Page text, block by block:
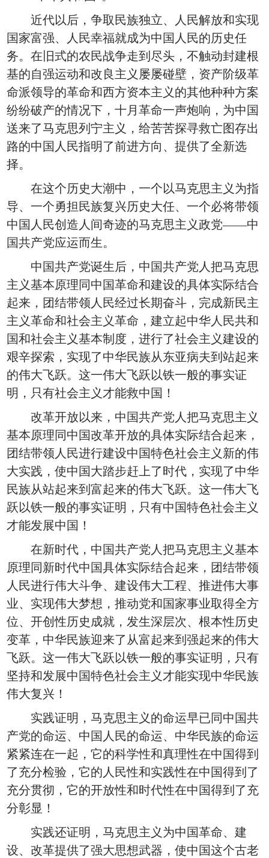
近代以后，争取民族独立、人民解放和实现
国家富强、人民幸福就成为中国人民的历史任
务。在旧式的农民战争走到尽头，不触动封建根
基的自强运动和改良主义屡屡碰壁，资产阶级革
命派领导的革命和西方资本主义的其他种种方案
纷纷破产的情况下，十月革命一声炮响，为中国
送来了马克思列宁主义，给苦苦探寻救亡图存出
路的中国人民指明了前进方向、提供了全新选
择。
在这个历史大潮中，一个以马克思主义为指
导、一个勇担民族复兴历史大任、一个必将带领
中国人民创造人间奇迹的马克思主义政党——中
国共产党应运而生。
中国共产党诞生后，中国共产党人把马克思
主义基本原理同中国革命和建设的具体实际结合
起来，团结带领人民经过长期奋斗，完成新民主
主义革命和社会主义革命，建立起中华人民共和
国和社会主义基本制度，进行了社会主义建设的
艰辛探索，实现了中华民族从东亚病夫到站起来
的伟大飞跃。这一伟大飞跃以铁一般的事实证
明，只有社会主义才能救中国！
改革开放以来，中国共产党人把马克思主义
基本原理同中国改革开放的具体实际结合起来，
团结带领人民进行建设中国特色社会主义新的伟
大实践，使中国大踏步赶上了时代，实现了中华
民族从站起来到富起来的伟大飞跃。这一伟大飞
跃以铁一般的事实证明，只有中国特色社会主义
才能发展中国！
在新时代，中国共产党人把马克思主义基本
原理同新时代中国具体实际结合起来，团结带领
人民进行伟大斗争、建设伟大工程、推进伟大事
业、实现伟大梦想，推动党和国家事业取得全方
位、开创性历史成就，发生深层次、根本性历史
变革，中华民族迎来了从富起来到强起来的伟大
飞跃。这一伟大飞跃以铁一般的事实证明，只有
坚持和发展中国特色社会主义才能实现中华民族
伟大复兴！
实践证明，马克思主义的命运早已同中国共
产党的命运、中国人民的命运、中华民族的命运
紧紧连在一起，它的科学性和真理性在中国得到
了充分检验，它的人民性和实践性在中国得到了
充分贯彻，它的开放性和时代性在中国得到了充
分彰显！
实践还证明，马克思主义为中国革命、建
设、改革提供了强大思想武器，使中国这个古老